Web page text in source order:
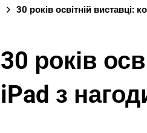
30 років освітній виставці:
30 років
iPad з